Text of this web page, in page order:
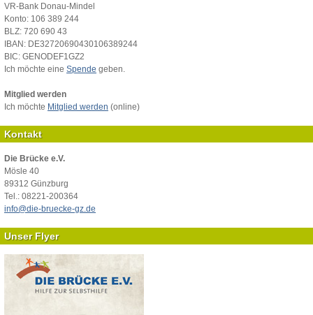
VR-Bank Donau-Mindel
Konto: 106 389 244
BLZ: 720 690 43
IBAN: DE32720690430106389244
BIC: GENODEF1GZ2
Ich möchte eine Spende geben.
Mitglied werden
Ich möchte Mitglied werden (online)
Kontakt
Die Brücke e.V.
Mösle 40
89312 Günzburg
Tel.: 08221-200364
info@die-bruecke-gz.de
Unser Flyer